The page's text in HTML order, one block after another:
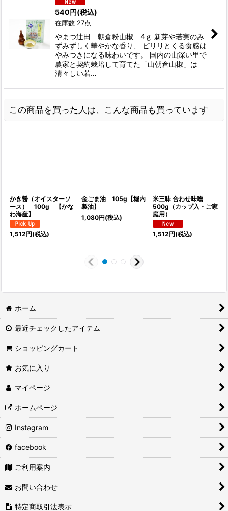
540円(税込)
在庫数 27点
やまつ辻田 朝倉粉山椒 4ｇ 新芽や若実のみ
ずみずしく華やかな香り、 ピリリとくる食感は
やみつきになる味わいです。 国内の山深い里で
農家と契約栽培して育てた「山朝倉山椒」は
清々しい若…
この商品を買った人は、こんな商品も買っています
かき醤（オイスターソ
ース） 100g 【かな
わ海産】
1,512円(税込)
金ごま油 105g【堀内
製油】
1,080円(税込)
米三昧 合わせ味噌
500g（カップ入・ご家
庭用）
1,512円(税込)
ホーム
最近チェックしたアイテム
ショッピングカート
お気に入り
マイページ
ホームページ
Instagram
facebook
ご利用案内
お問い合わせ
特定商取引法表示